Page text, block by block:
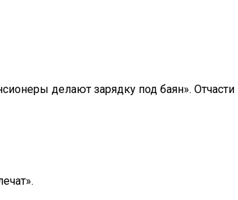
делают зарядку под баян». Отчасти